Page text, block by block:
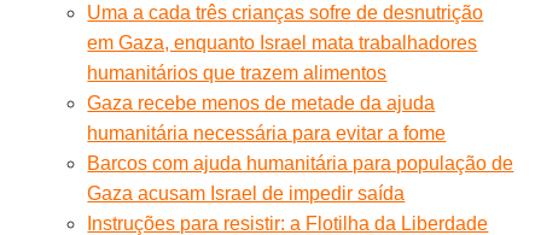
Uma a cada três crianças sofre de desnutrição
em Gaza, enquanto Israel mata trabalhadores
humanitários que trazem alimentos
Gaza recebe menos de metade da ajuda
humanitária necessária para evitar a fome
Barcos com ajuda humanitária para população de
Gaza acusam Israel de impedir saída
Instruções para resistir: a Flotilha da Liberdade